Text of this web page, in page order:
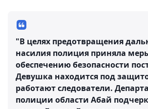
"В целях предотвращения
насилия полиция приняла
обеспечению безопасности
Девушка находится под
работают следователи.
полиции области Абай